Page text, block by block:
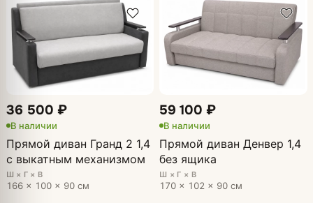
36 500 ₽
В наличии
Прямой диван Гранд 2 1,4
с выкатным механизмом
Ш × Г × В
166 × 100 × 90 см
59 100 ₽
В наличии
Прямой диван Денвер 1,4
без ящика
Ш × Г × В
170 × 102 × 90 см